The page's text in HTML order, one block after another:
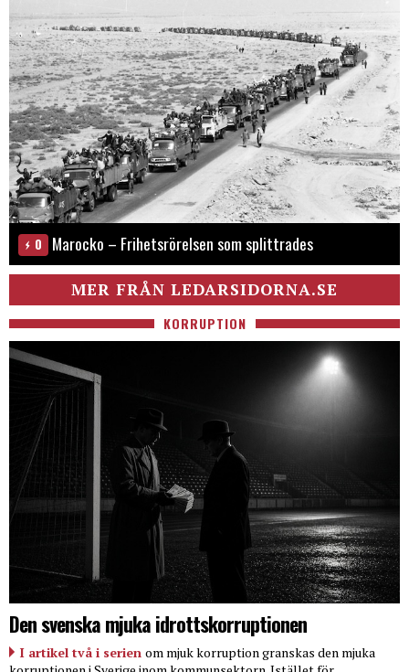
0 Marocko – Frihetsrörelsen som splittrades
MER FRÅN LEDARSIDORNA.SE
KORRUPTION
Den svenska mjuka idrottskorruptionen
I artikel två i serien om mjuk korruption granskas den mjuka